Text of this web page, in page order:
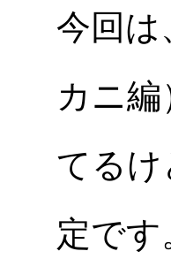
今回は
カニ
てる
定です